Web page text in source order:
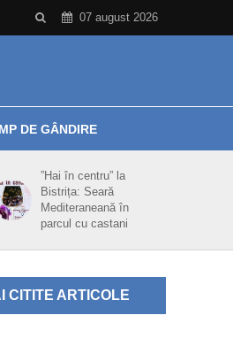
07 august 2026
DE GÂNDIRE
”Hai în centru” la
Bistrița: Seară
Mediteraneană în
parcul cu castani
CITITE ARTICOLE